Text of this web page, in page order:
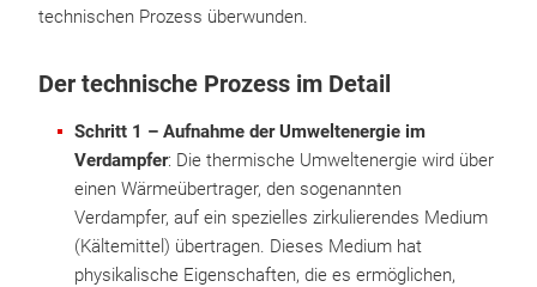
technischen Prozess überwunden.
Der technische Prozess im Detail
Schritt 1 – Aufnahme der Umweltenergie im
Verdampfer: Die thermische Umweltenergie wird über
einen Wärmeübertrager, den sogenannten
Verdampfer, auf ein spezielles zirkulierendes Medium
(Kältemittel) übertragen. Dieses Medium hat
physikalische Eigenschaften, die es ermöglichen,